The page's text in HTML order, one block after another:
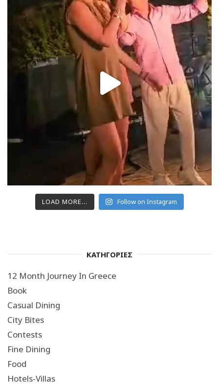
LOAD MORE... Follow on Instagram
ΚΑΤΗΓΟΡΙΕΣ
12 Month Journey In Greece
Book
Casual Dining
City Bites
Contests
Fine Dining
Food
Hotels-Villas